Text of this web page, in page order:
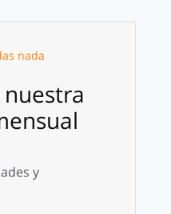
nada
y